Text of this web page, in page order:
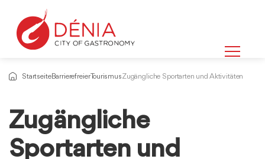
StartseiteBarrierefreier TourismusZugängliche Sportarten und Aktivitäten
Zugängliche
Sportarten und
Informationen
über